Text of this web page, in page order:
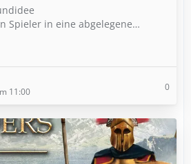
Spieler in eine abgelegene…
11:00
0